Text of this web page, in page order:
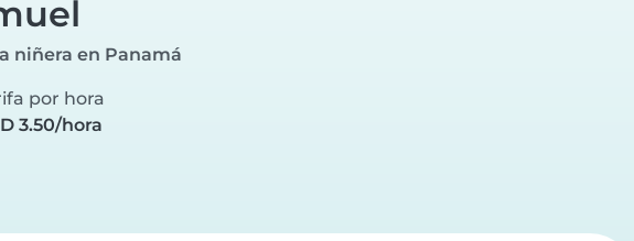
niñera en Panamá
por hora
3.50/hora